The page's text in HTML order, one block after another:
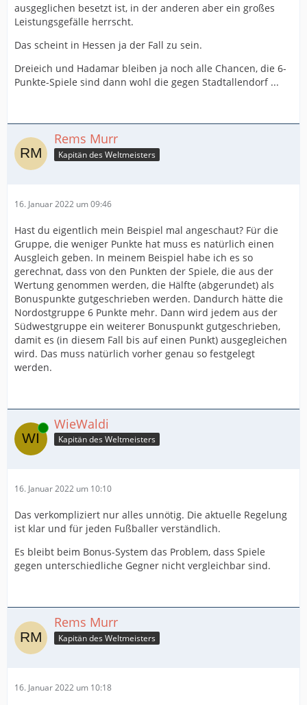
ausgeglichen besetzt ist, in der anderen aber ein großes
Leistungsgefälle herrscht.
Das scheint in Hessen ja der Fall zu sein.
Dreieich und Hadamar bleiben ja noch alle Chancen, die 6-
Punkte-Spiele sind dann wohl die gegen Stadtallendorf ...
Rems Murr
Kapitän des Weltmeisters
16. Januar 2022 um 09:46
Hast du eigentlich mein Beispiel mal angeschaut? Für die
Gruppe, die weniger Punkte hat muss es natürlich einen
Ausgleich geben. In meinem Beispiel habe ich es so
gerechnat, dass von den Punkten der Spiele, die aus der
Wertung genommen werden, die Hälfte (abgerundet) als
Bonuspunkte gutgeschrieben werden. Dandurch hätte die
Nordostgruppe 6 Punkte mehr. Dann wird jedem aus der
Südwestgruppe ein weiterer Bonuspunkt gutgeschrieben,
damit es (in diesem Fall bis auf einen Punkt) ausgegleichen
wird. Das muss natürlich vorher genau so festgelegt
werden.
Online WieWaldi
Kapitän des Weltmeisters
16. Januar 2022 um 10:10
Das verkompliziert nur alles unnötig. Die aktuelle Regelung
ist klar und für jeden Fußballer verständlich.
Es bleibt beim Bonus-System das Problem, dass Spiele
gegen unterschiedliche Gegner nicht vergleichbar sind.
Rems Murr
Kapitän des Weltmeisters
16. Januar 2022 um 10:18